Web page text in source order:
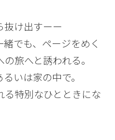
抜け出すーー
でも、ページをめく
旅へと誘われる。
いは家の中で。
る特別なひとときにな